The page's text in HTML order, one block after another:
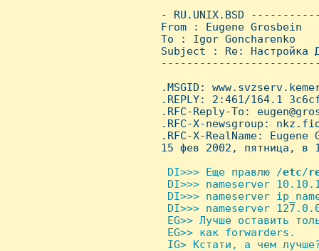
- RU.UNIX.BSD
From : Eugene
To : Igor Goncharenko
Subject : Re: Hастройка
.MSGID:
.REPLY: 2:461/164.1
.RFC-Reply-To:
.RFC-X-newsgroup:
.RFC-X-RealName: Eugene
15 фев 2002, пятница, в
DI>>> Еще правлю /etc/
DI>>> nameserver
DI>>> nameserver
DI>>> nameserver
EG>> Лучше оставить
  EG>> как forwarders.
IG> Кстати, а чем